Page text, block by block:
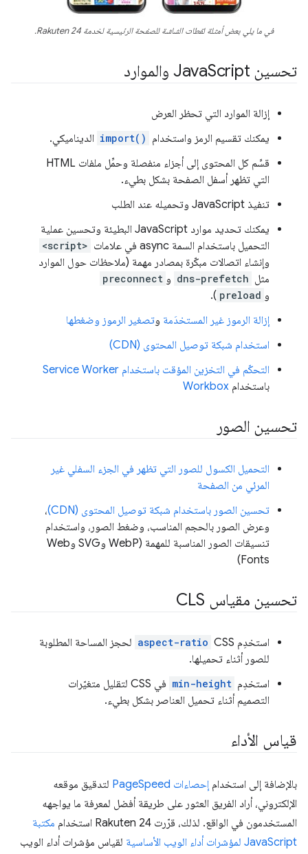
في ما يلي بعض أمثلة لقطات الشاشة للصفحة الرئيسية لخدمة Rakuten 24.
تحسين Java Script والموارد
إزالة الموارد التي تحظر العرض
يمكنك تقسيم الرمز واستخدام import() الديناميكي.
قسِّم كل المحتوى إلى أجزاء منفصلة وحمِّل ملفات HTML
التي تظهر أسفل الصفحة بشكل بطيء.
تنفيذ JavaScript وتحميله عند الطلب
يمكنك تحديد موارد JavaScript البطيئة وتحسين عملية
التحميل باستخدام السمة async في علامات
<script>
وإنشاء اتصالات مبكّرة بمصادر مهمة (ملاحظات حول الموارد
مثل dns-prefetch و preconnect
و preload
).
إزالة الرموز غير المستخدَمة وتصغير الرموز وضغطها
استخدام شبكة توصيل المحتوى (CDN)
التحكّم في التخزين المؤقت باستخدام Service Worker
باستخدام Workbox
تحسين الصور
التحميل الكسول للصور التي تظهر في الجزء السفلي غير
المرئي من الصفحة
تحسين الصور باستخدام شبكة توصيل المحتوى (CDN)
،
وعرض الصور بالحجم المناسب، وضغط الصور، واستخدام
تنسيقات الصور المناسبة للمهمة (WebP وSVG وWeb
Fonts)
تحسين مقياس CLS
استخدِم CSS aspect-ratio لحجز المساحة المطلوبة
للصور أثناء تحميلها.
استخدِم min-height
في CSS لتقليل متغيّرات
التصميم أثناء تحميل العناصر بشكل بطيء.
قياس الأداء
بالإضافة إلى استخدام إحصاءات PageSpeed
لتدقيق موقعه
الإلكتروني، أراد الفريق العثور على طريقة أفضل لمعرفة ما يواجهه
المستخدمون في الواقع. لذلك، قرّرت Rakuten 24 استخدام
مكتبة
JavaScript لمؤشرات أداء الويب الأساسية
لقياس مؤشرات أداء الويب